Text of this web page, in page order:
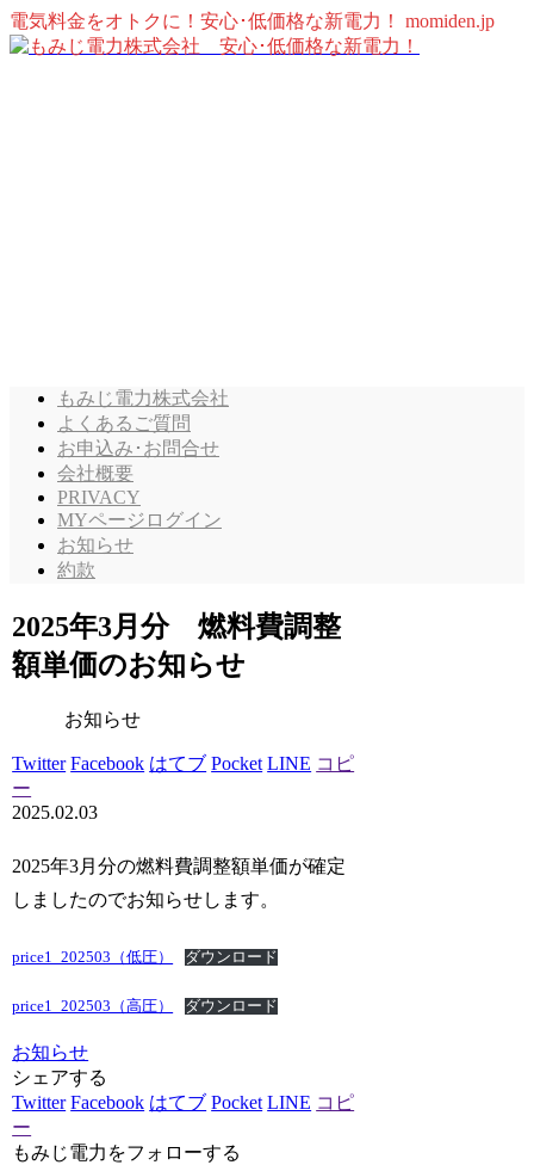
電気料金をオトクに！安心･低価格な新電力！ momiden.jp
もみじ電力株式会社
よくあるご質問
お申込み･お問合せ
会社概要
PRIVACY
MYページログイン
お知らせ
約款
2025年3月分 燃料費調整
額単価のお知らせ
お知らせ
Twitter Facebook はてブ Pocket LINE コピ
ー
2025.02.03
2025年3月分の燃料費調整額単価が確定
しましたのでお知らせします。
price1_202503（低圧） ダウンロード
price1_202503（高圧） ダウンロード
お知らせ
シェアする
Twitter Facebook はてブ Pocket LINE コピ
ー
もみじ電力をフォローする